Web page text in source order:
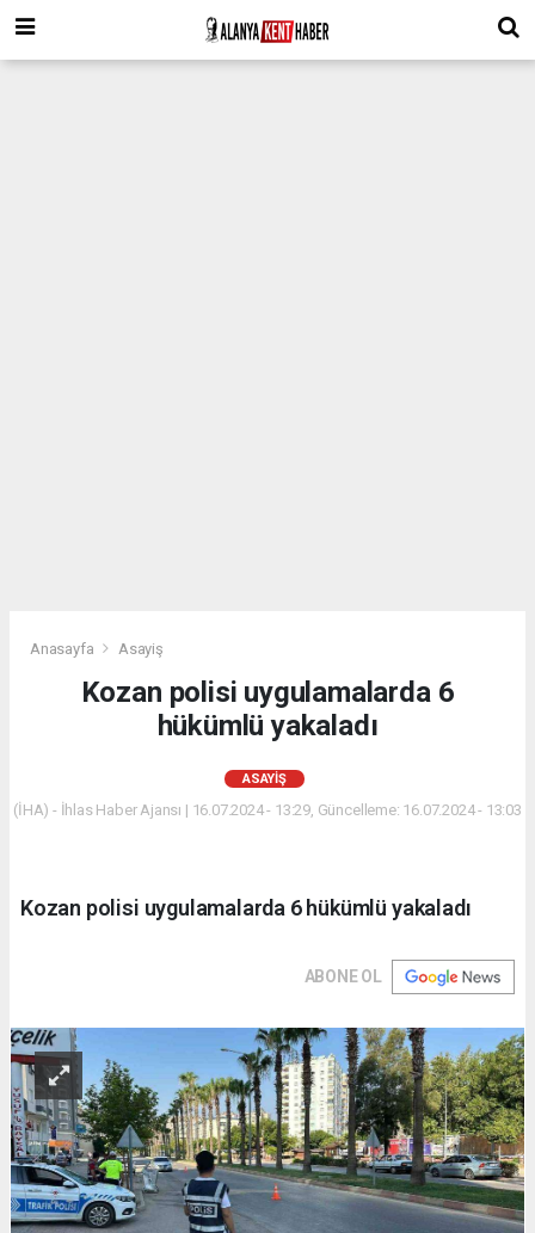
Anasayfa Asayiş
Kozan polisi uygulamalarda 6
hükümlü yakaladı
ASAYIŞ
(İHA) - İhlas Haber Ajansı | 16.07.2024 - 13:29, Güncelleme: 16.07.2024 - 13:03
Kozan polisi uygulamalarda 6 hükümlü yakaladı
ABONE OL